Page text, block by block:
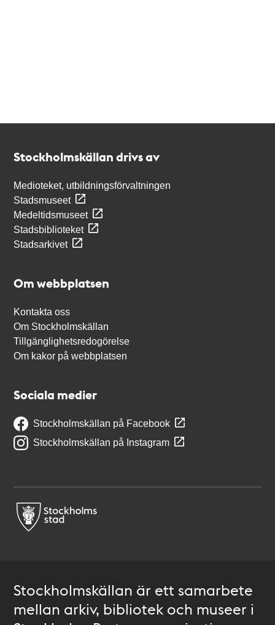
Stockholmskällan drivs av
Medioteket, utbildningsförvaltningen
Stadsmuseet
Medeltidsmuseet
Stadsbiblioteket
Stadsarkivet
Om webbplatsen
Kontakta oss
Om Stockholmskällan
Tillgänglighetsredogörelse
Om kakor på webbplatsen
Sociala medier
Stockholmskällan på Facebook
Stockholmskällan på Instagram
Stockholmskällan är ett samarbete
mellan arkiv, bibliotek och museer i